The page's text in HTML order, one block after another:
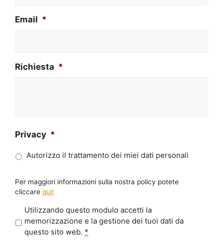
Email *
Richiesta *
Privacy *
Autorizzo il trattamento dei miei dati personali
Per maggiori informazioni sulla nostra policy potete
cliccare qui!
r
Utilizzando questo modulo accetti la
memorizzazione e la gestione dei tuoi dati da
questo sito web. *